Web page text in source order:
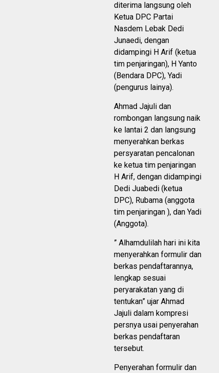
diterima langsung oleh
Ketua DPC Partai
Nasdem Lebak Dedi
Junaedi, dengan
didampingi H Arif (ketua
tim penjaringan), H Yanto
(Bendara DPC), Yadi
(pengurus lainya).
Ahmad Jajuli dan
rombongan langsung naik
ke lantai 2 dan langsung
menyerahkan berkas
persyaratan pencalonan
ke ketua tim penjaringan
H Arif, dengan didampingi
Dedi Juabedi (ketua
DPC), Rubama (anggota
tim penjaringan ), dan Yadi
(Anggota).
” Alhamdulilah hari ini kita
menyerahkan formulir dan
berkas pendaftarannya,
lengkap sesuai
peryarakatan yang di
tentukan” ujar Ahmad
Jajuli dalam kompresi
persnya usai penyerahan
berkas pendaftaran
tersebut.
Penyerahan formulir dan